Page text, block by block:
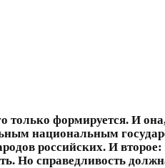
формируется. И
национальным
российских. И
Но справедливость